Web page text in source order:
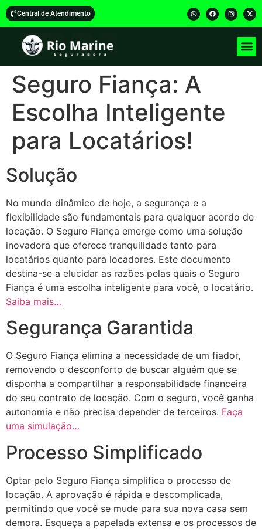
Central de Atendimento
Seguro Fiança: A
Escolha Inteligente
para Locatários!
Solução
No mundo dinâmico de hoje, a segurança e a
flexibilidade são fundamentais para qualquer acordo de
locação. O Seguro Fiança emerge como uma solução
inovadora que oferece tranquilidade tanto para
locatários quanto para locadores. Este documento
destina-se a elucidar as razões pelas quais o Seguro
Fiança é uma escolha inteligente para você, o locatário.
Saiba mais…
Segurança Garantida
O Seguro Fiança elimina a necessidade de um fiador,
removendo o desconforto de buscar alguém que se
disponha a compartilhar a responsabilidade financeira
do seu contrato de locação. Com o seguro, você ganha
autonomia e não precisa depender de terceiros. Faça
uma simulação…
Processo Simplificado
Optar pelo Seguro Fiança simplifica o processo de
locação. A aprovação é rápida e descomplicada,
permitindo que você se mude para sua nova casa sem
demora. Esqueça a papelada extensa e os processos de